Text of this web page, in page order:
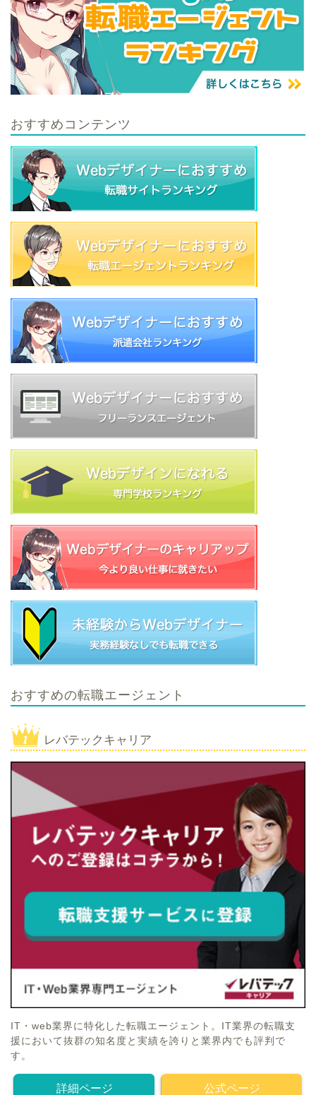
おすすめコンテンツ
おすすめの転職エージェント
レバテックキャリア
IT・web業界に特化した転職エージェント。IT業界の転職支
援において抜群の知名度と実績を誇りと業界内でも評判で
す。
詳細ページ 公式ページ